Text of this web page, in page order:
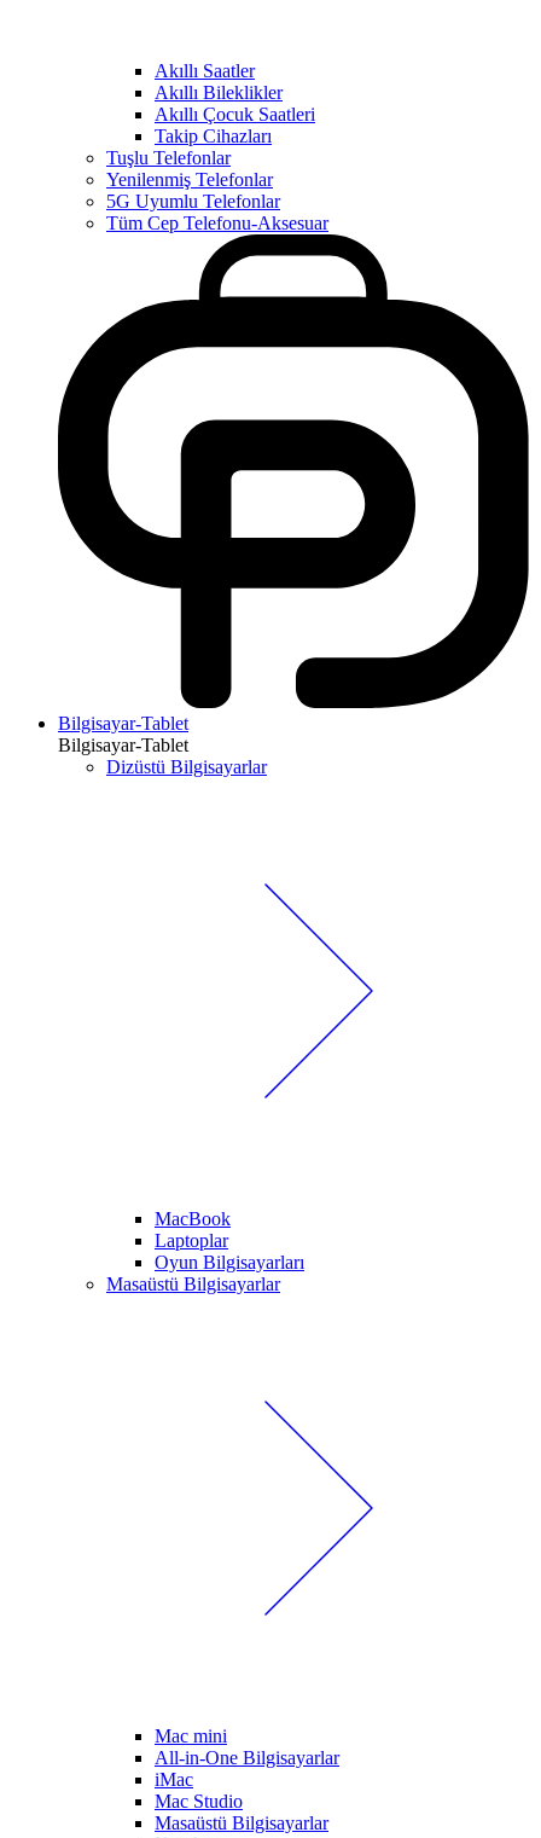
Akıllı Saatler
Akıllı Bileklikler
Akıllı Çocuk Saatleri
Takip Cihazları
Tuşlu Telefonlar
Yenilenmiş Telefonlar
5G Uyumlu Telefonlar
Tüm Cep Telefonu-Aksesuar
Bilgisayar-Tablet
Bilgisayar-Tablet
Dizüstü Bilgisayarlar
MacBook
Laptoplar
Oyun Bilgisayarları
Masaüstü Bilgisayarlar
Mac mini
All-in-One Bilgisayarlar
iMac
Mac Studio
Masaüstü Bilgisayarlar